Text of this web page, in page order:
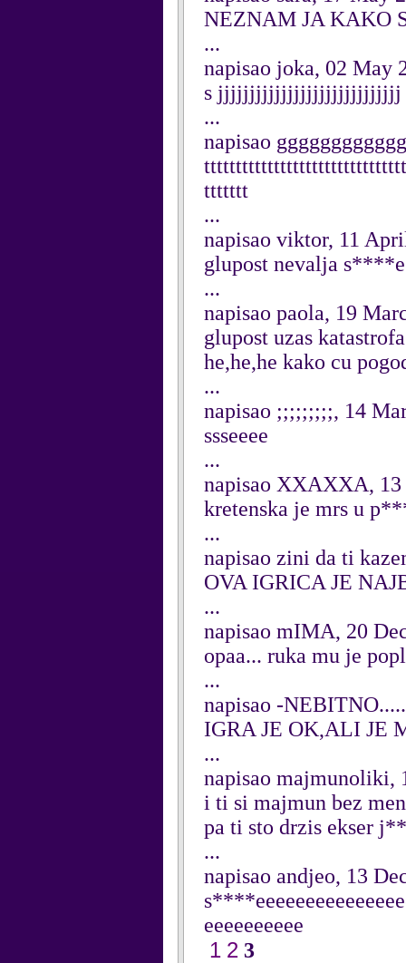
NEZNAM JA KAKO
...
napisao joka, 02 May
s jjjjjjjjjjjjjjjjjjjjjjjjjjjjj
...
napisao
ttttttt
...
napisao viktor, 11
glupost nevalja
...
napisao paola, 19
glupost uzas katastrofa
he,he,he kako cu
...
napisao ;;;;;;;;;, 14
ssseeee
...
napisao XXAXXA, 13
kretenska je mrs u
...
napisao zini da ti
OVA IGRICA JE
...
napisao mIMA, 20
opaa... ruka mu je
...
napisao -
IGRA JE OK,ALI JE
...
napisao majmunoliki,
i ti si majmun bez
pa ti sto drzis ekser
...
napisao andjeo, 13
eeeeeeeeee
1 2 3